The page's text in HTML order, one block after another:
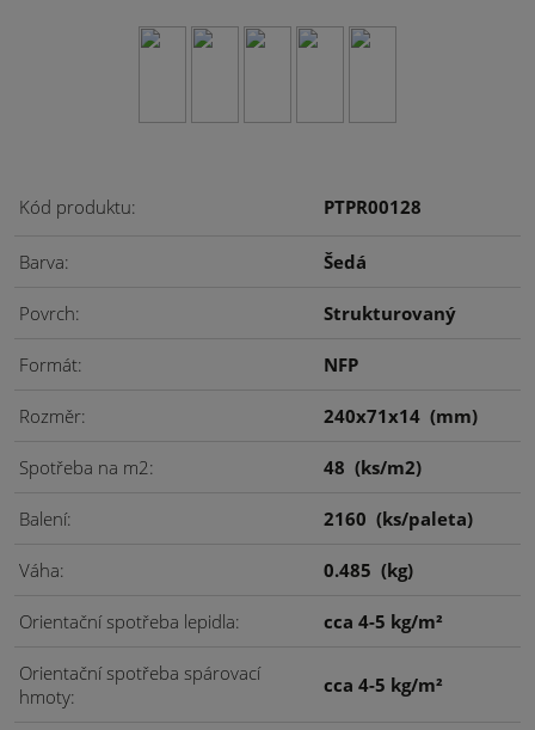
Kód produktu PTPR00128
Barva Šedá
Povrch Strukturovaný
Formát NFP
Rozměr 240x71x14 (mm)
Spotřeba na m2 48 (ks/m2)
Balení 2160 (ks/paleta)
Váha 0.485 (kg)
Orientační spotřeba lepidla cca 4-5 kg/m²
Orientační spotřeba spárovací
hmoty
cca 4-5 kg/m²